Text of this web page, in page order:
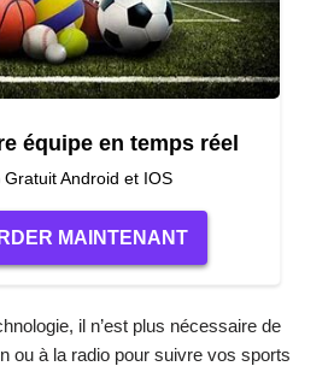
équipe en temps réel
Gratuit Android et IOS
MAINTENANT
il n’est plus nécessaire de
ou à la radio pour suivre vos sports